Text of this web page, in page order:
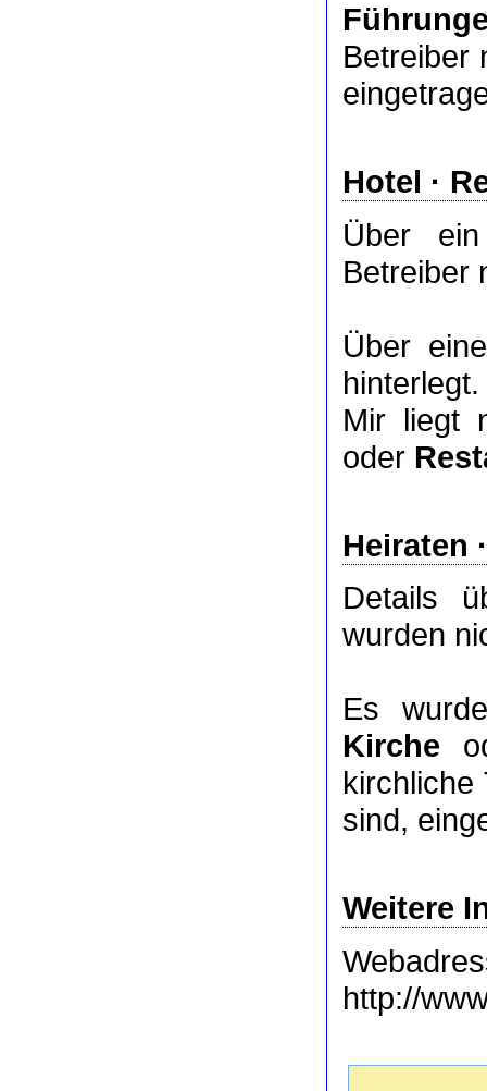
Betreiber
Hotel ·
Über
Betreiber
Über
hinterlegt.
Mir liegt
oder
Heiraten
Details
wurden
Es
Kirche
kirchliche
sind,
Weitere
http://